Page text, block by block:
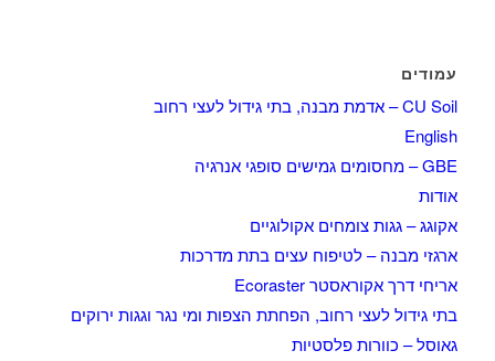
עמודים
CU Soil – אדמת מבנה, בתי גידול לעצי רחוב
English
GBE – מחסומים גמישים סופגי אנרגיה
אודות
אקוגג – גגות צומחים אקולוגיים
ארגזי מבנה – לטיפוח עצים בתת מדרכות
אריחי דרך אקוראסטר Ecoraster
בתי גידול לעצי רחוב, הפחתת הצפות ומי נגר וגגות ירוקים
גאוסל – כוורות פלסטיות